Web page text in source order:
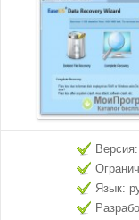
Язык: